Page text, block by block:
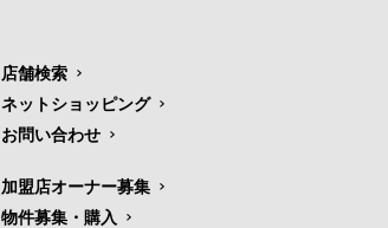
店舗検索
ネットショッピング
お問い合わせ
加盟店オーナー募集
物件募集・購入